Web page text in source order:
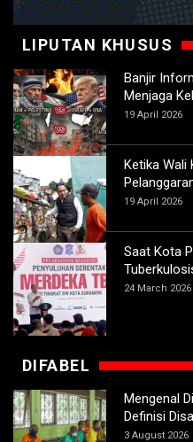
LIPUTAN KHUSUS
Banjir
Menjaga
19 April 2026
Ketika Wali
19 April 2026
Saat Kota
24 March 2026
DIFABEL
Mengenal
Definisi
3 August 2026